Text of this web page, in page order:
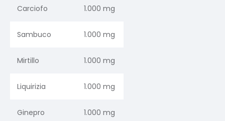
Carciofo 1.000 mg
Sambuco 1.000 mg
Mirtillo 1.000 mg
Liquirizia 1.000 mg
Ginepro 1.000 mg